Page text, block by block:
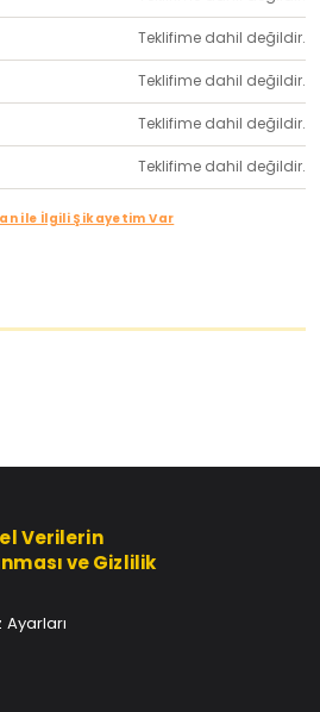
Teklifime dahil değildir.
Teklifime dahil değildir.
Teklifime dahil değildir.
Teklifime dahil değildir.
ile İlgili Şikayetim Var
Verilerin
ve Gizlilik